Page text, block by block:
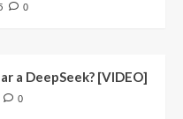
0
a DeepSeek? [VIDEO]
0